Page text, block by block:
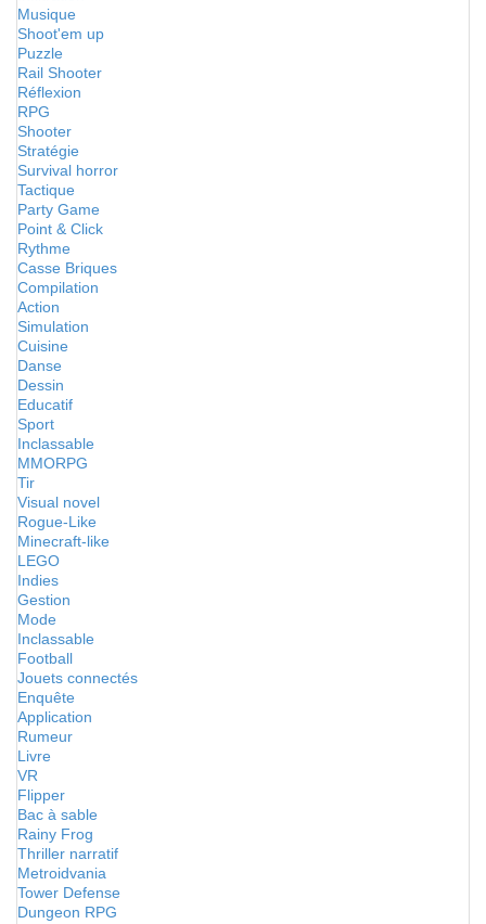
Musique
Shoot'em up
Puzzle
Rail Shooter
Réflexion
RPG
Shooter
Stratégie
Survival horror
Tactique
Party Game
Point & Click
Rythme
Casse Briques
Compilation
Action
Simulation
Cuisine
Danse
Dessin
Educatif
Sport
Inclassable
MMORPG
Tir
Visual novel
Rogue-Like
Minecraft-like
LEGO
Indies
Gestion
Mode
Inclassable
Football
Jouets connectés
Enquête
Application
Rumeur
Livre
VR
Flipper
Bac à sable
Rainy Frog
Thriller narratif
Metroidvania
Tower Defense
Dungeon RPG